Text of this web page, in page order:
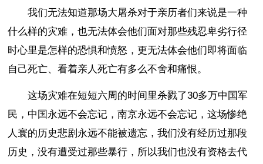
我们无法知道那场大屠杀对于亲历者们来说是一种
什么样的灾难，也无法体会他们面对那些残忍卑劣行径
时心里是怎样的恐惧和愤怒，更无法体会他们即将面临
自己死亡、看着亲人死亡有多么不舍和痛恨。
这场灾难在短短六周的时间里杀戮了30多万中国军
民，中国永远不会忘记，南京永远不会忘记，这场惨绝
人寰的历史悲剧永远不能被遗忘，我们没有经历过那段
历史，没有遭受过那些暴行，所以我们也没有资格去代